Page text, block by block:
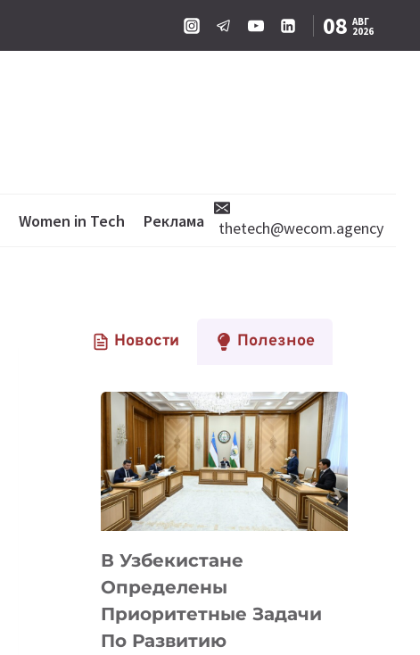
08 АВГ
2026
Women in Tech Реклама thetech@wecom.agency
Новости Полезное
В Узбекистане
Определены
Приоритетные Задачи
По Развитию